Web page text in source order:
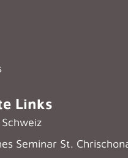
Links
Seminar St.